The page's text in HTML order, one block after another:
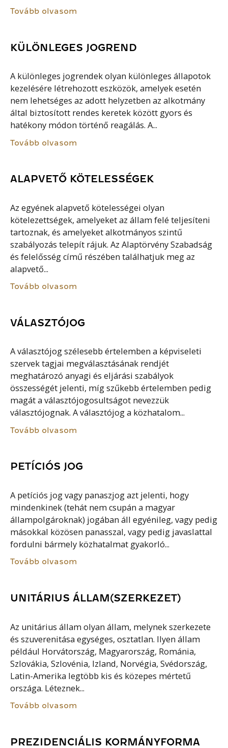
Tovább olvasom
KÜLÖNLEGES JOGREND
A különleges jogrendek olyan különleges állapotok
kezelésére létrehozott eszközök, amelyek esetén
nem lehetséges az adott helyzetben az alkotmány
által biztosított rendes keretek között gyors és
hatékony módon történő reagálás. A...
Tovább olvasom
ALAPVETŐ KÖTELESSÉGEK
Az egyének alapvető kötelességei olyan
kötelezettségek, amelyeket az állam felé teljesíteni
tartoznak, és amelyeket alkotmányos szintű
szabályozás telepít rájuk. Az Alaptörvény Szabadság
és felelősség című részében találhatjuk meg az
alapvető...
Tovább olvasom
VÁLASZTÓJOG
A választójog szélesebb értelemben a képviseleti
szervek tagjai megválasztásának rendjét
meghatározó anyagi és eljárási szabályok
összességét jelenti, míg szűkebb értelemben pedig
magát a választójogosultságot nevezzük
választójognak. A választójog a közhatalom...
Tovább olvasom
PETÍCIÓS JOG
A petíciós jog vagy panaszjog azt jelenti, hogy
mindenkinek (tehát nem csupán a magyar
állampolgároknak) jogában áll egyénileg, vagy pedig
másokkal közösen panasszal, vagy pedig javaslattal
fordulni bármely közhatalmat gyakorló...
Tovább olvasom
UNITÁRIUS ÁLLAM(SZERKEZET)
Az unitárius állam olyan állam, melynek szerkezete
és szuverenitása egységes, osztatlan. Ilyen állam
például Horvátország, Magyarország, Románia,
Szlovákia, Szlovénia, Izland, Norvégia, Svédország,
Latin-Amerika legtöbb kis és közepes mértetű
országa. Léteznek...
Tovább olvasom
PREZIDENCIÁLIS KORMÁNYFORMA